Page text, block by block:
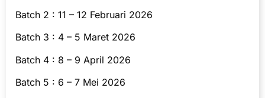
Batch 2 : 11 – 12 Februari 2026
Batch 3 : 4 – 5 Maret 2026
Batch 4 : 8 – 9 April 2026
Batch 5 : 6 – 7 Mei 2026